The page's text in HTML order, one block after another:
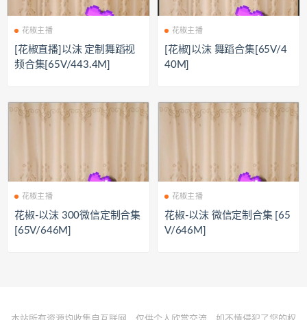
花椒主播
[花椒直播]以沫 定制舞蹈视
频合集[65V/443.4M]
花椒主播
[花椒]以沫 舞蹈合集[65V/4
40M]
花椒主播
花椒-以沫 300微信定制合集
[65V/646M]
花椒主播
花椒-以沫 微信定制合集 [65
V/646M]